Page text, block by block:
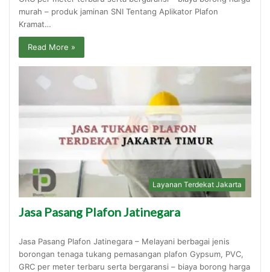
murah – produk jaminan SNI Tentang Aplikator Plafon
Kramat…
Read More »
Layanan Terdekat Jakarta
Jasa Pasang Plafon Jatinegara
Jasa Pasang Plafon Jatinegara – Melayani berbagai jenis
borongan tenaga tukang pemasangan plafon Gypsum, PVC,
GRC per meter terbaru serta bergaransi – biaya borong harga